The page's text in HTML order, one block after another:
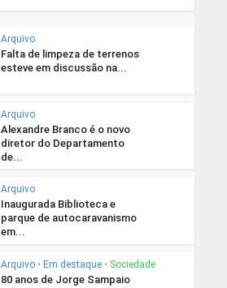
Arquivo
Falta de limpeza de terrenos
esteve em discussão na...
Arquivo
Alexandre Branco é o novo
diretor do Departamento
de...
Arquivo
Inaugurada Biblioteca e
parque de autocaravanismo
em...
Arquivo • Em destaque • Sociedade
80 anos de Jorge Sampaio